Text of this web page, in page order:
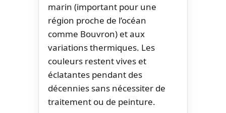
marin (important pour une
région proche de l’océan
comme Bouvron) et aux
variations thermiques. Les
couleurs restent vives et
éclatantes pendant des
décennies sans nécessiter de
traitement ou de peinture.